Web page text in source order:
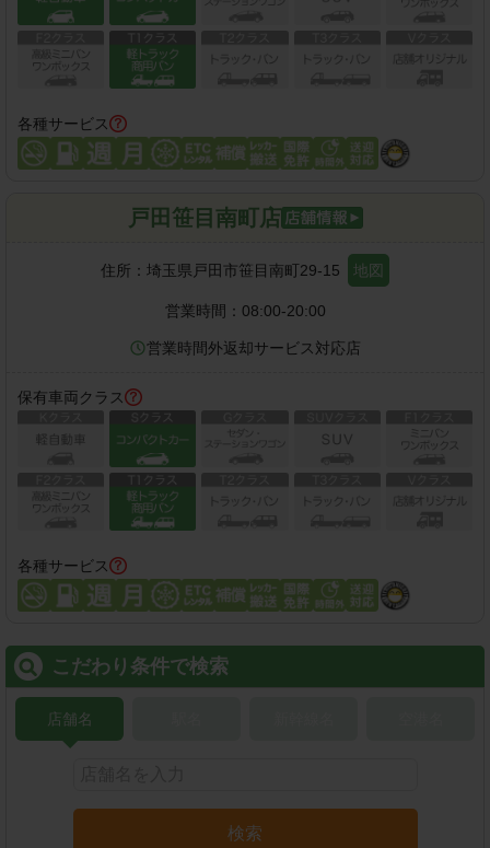
各種サービス
戸田笹目南町店
住所： 埼玉県戸田市笹目南町29-15 地図
営業時間： 08:00-20:00
営業時間外返却サービス対応店
保有車両クラス
各種サービス
こだわり条件で検索
店舗名
検索